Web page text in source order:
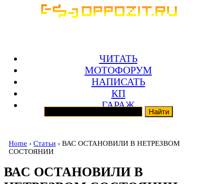
ЧИТАТЬ
МОТОФОРУМ
НАПИСАТЬ
КП
ГАРАЖ
Home › Статьи › ВАС ОСТАНОВИЛИ В НЕТРЕЗВОМ
СОСТОЯНИИ
ВАС ОСТАНОВИЛИ В